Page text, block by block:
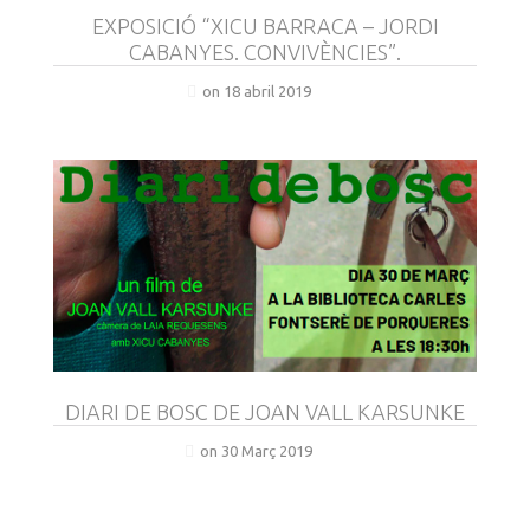
EXPOSICIÓ “XICU BARRACA – JORDI
CABANYES. CONVIVÈNCIES”.
on 18 abril 2019
DIARI DE BOSC DE JOAN VALL KARSUNKE
on 30 Març 2019